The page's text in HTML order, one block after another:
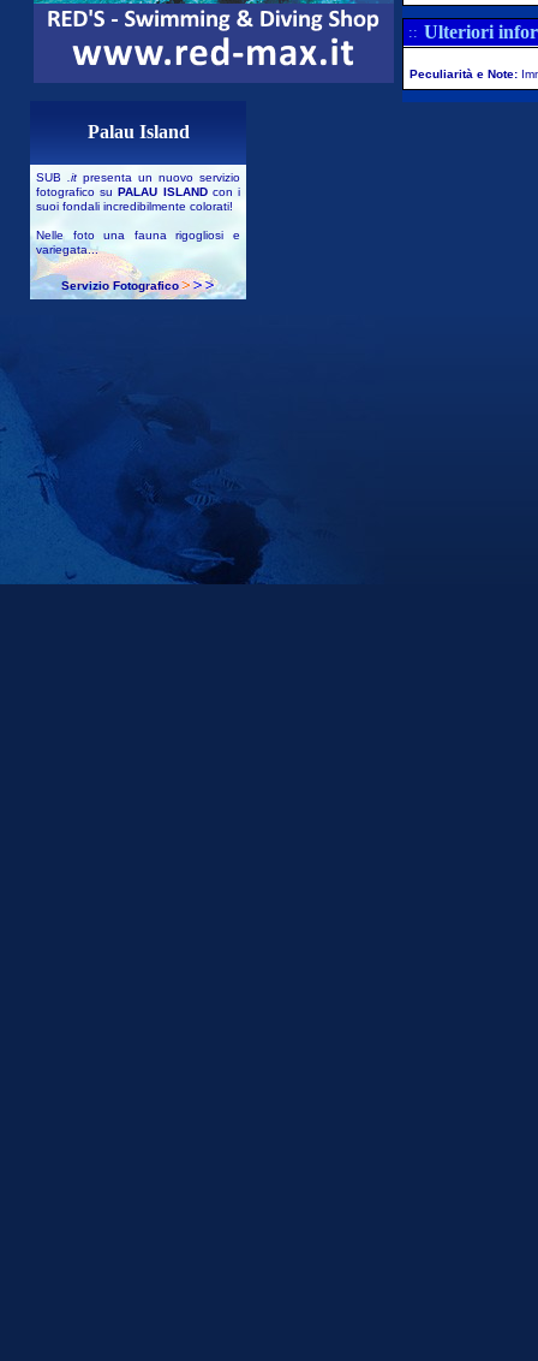
Palau Island
SUB .it presenta un nuovo servizio
fotografico suPALAU ISLANDcon i
suoi fondali incredibilmente colorati!
Nelle foto una fauna rigogliosi e
variegata...
Servizio Fotografico
:: Ulteriori
Peculiarità e Note: